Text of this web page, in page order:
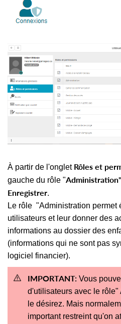
À partir de l'onglet Rôles et
gauche du rôle "Administration"
Enregistrer.
Le rôle "Administration permet
utilisateurs et leur donner des
informations au dossier des
(informations qui ne sont pas
logiciel financier).
IMPORTANT: Vous
d'utilisateurs avec le
le désirez. Mais
important restreint qu'on